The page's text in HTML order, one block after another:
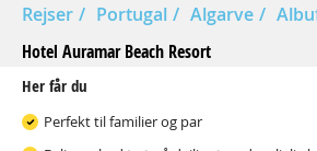
Rejser Portugal Algarve
Hotel Auramar Beach Resort
Her får du
Perfekt til familier og par